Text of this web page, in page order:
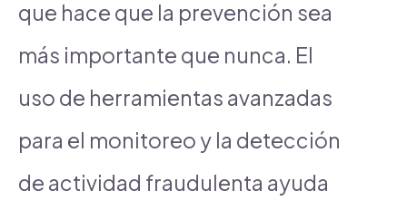
que hace que la prevención sea
más importante que nunca. El
uso de herramientas avanzadas
para el monitoreo y la detección
de actividad fraudulenta ayuda